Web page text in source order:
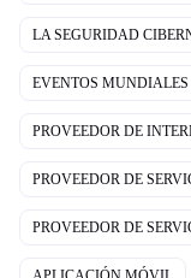
LA SEGURIDAD
EVENTOS
PROVEEDOR DE
PROVEEDOR DE
PROVEEDOR DE